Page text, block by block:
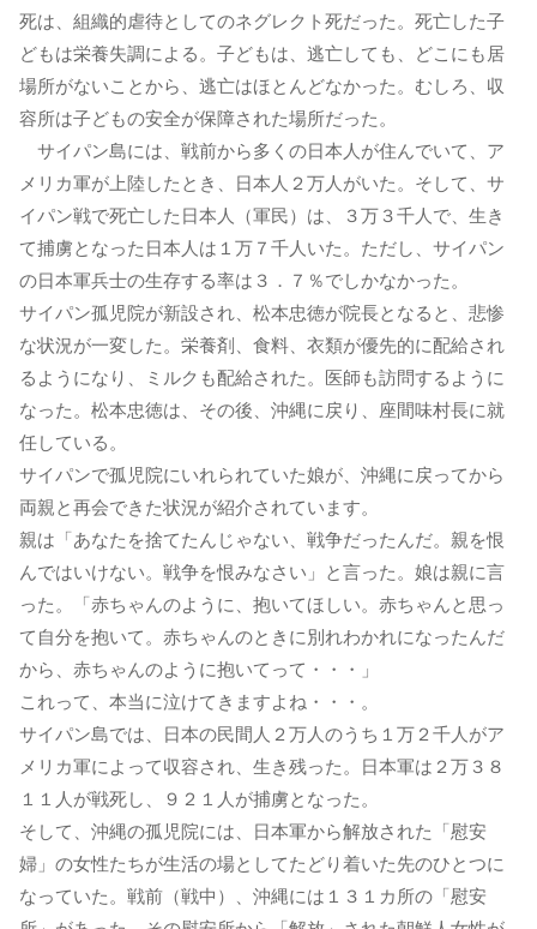
死は、組織的虐待としてのネグレクト死だった。死亡した子
どもは栄養失調による。子どもは、逃亡しても、どこにも居
場所がないことから、逃亡はほとんどなかった。むしろ、収
容所は子どもの安全が保障された場所だった。
サイパン島には、戦前から多くの日本人が住んでいて、ア
メリカ軍が上陸したとき、日本人２万人がいた。そして、サ
イパン戦で死亡した日本人（軍民）は、３万３千人で、生き
て捕虜となった日本人は１万７千人いた。ただし、サイパン
の日本軍兵士の生存する率は３．７％でしかなかった。
サイパン孤児院が新設され、松本忠徳が院長となると、悲惨
な状況が一変した。栄養剤、食料、衣類が優先的に配給され
るようになり、ミルクも配給された。医師も訪問するように
なった。松本忠徳は、その後、沖縄に戻り、座間味村長に就
任している。
サイパンで孤児院にいれられていた娘が、沖縄に戻ってから
両親と再会できた状況が紹介されています。
親は「あなたを捨てたんじゃない、戦争だったんだ。親を恨
んではいけない。戦争を恨みなさい」と言った。娘は親に言
った。「赤ちゃんのように、抱いてほしい。赤ちゃんと思っ
て自分を抱いて。赤ちゃんのときに別れわかれになったんだ
から、赤ちゃんのように抱いてって・・・」
これって、本当に泣けてきますよね・・・。
サイパン島では、日本の民間人２万人のうち１万２千人がア
メリカ軍によって収容され、生き残った。日本軍は２万３８
１１人が戦死し、９２１人が捕虜となった。
そして、沖縄の孤児院には、日本軍から解放された「慰安
婦」の女性たちが生活の場としてたどり着いた先のひとつに
なっていた。戦前（戦中）、沖縄には１３１カ所の「慰安